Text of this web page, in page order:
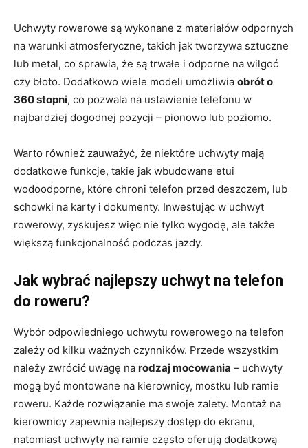
Uchwyty rowerowe są wykonane z materiałów odpornych
na warunki atmosferyczne, takich jak tworzywa sztuczne
lub metal, co sprawia, że są trwałe i odporne na wilgoć
czy błoto. Dodatkowo wiele modeli umożliwia obrót o
360 stopni, co pozwala na ustawienie telefonu w
najbardziej dogodnej pozycji – pionowo lub poziomo.
Warto również zauważyć, że niektóre uchwyty mają
dodatkowe funkcje, takie jak wbudowane etui
wodoodporne, które chroni telefon przed deszczem, lub
schowki na karty i dokumenty. Inwestując w uchwyt
rowerowy, zyskujesz więc nie tylko wygodę, ale także
większą funkcjonalność podczas jazdy.
Jak wybrać najlepszy uchwyt na telefon
do roweru?
Wybór odpowiedniego uchwytu rowerowego na telefon
zależy od kilku ważnych czynników. Przede wszystkim
należy zwrócić uwagę na rodzaj mocowania – uchwyty
mogą być montowane na kierownicy, mostku lub ramie
roweru. Każde rozwiązanie ma swoje zalety. Montaż na
kierownicy zapewnia najlepszy dostęp do ekranu,
natomiast uchwyty na ramie często oferują dodatkową